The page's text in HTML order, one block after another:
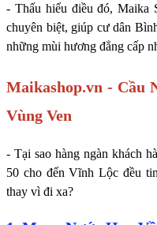
- Thấu hiểu điều đó, Maika
chuyên biệt, giúp cư dân
những mùi hương đẳng cấp
Maikashop.vn - Cầu
Vùng Ven
- Tại sao hàng ngàn khách
50 cho đến Vĩnh Lộc đều
thay vì đi xa?